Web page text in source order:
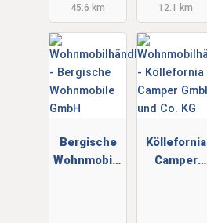
45.6 km
12.1 km
Bergische
Wohnmobile
Köllefornia
Camper